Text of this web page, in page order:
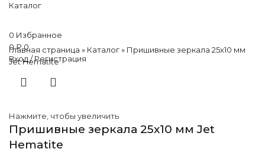
Каталог
0 Избранное
0₽0
Вход / Регистрация
Главная страница » Каталог» Пришивные зеркала 25х10 мм
Jet Hematite
Нажмите, чтобы увеличить
Пришивные зеркала 25х10 мм Jet
Hematite